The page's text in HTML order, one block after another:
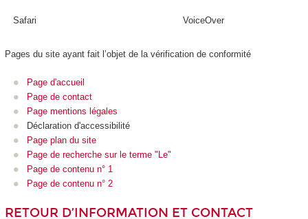
Safari VoiceOver
Pages du site ayant fait l’objet de la vérification de conformité
Page d'accueil
Page de contact
Page mentions légales
Déclaration d'accessibilité
Page plan du site
Page de recherche sur le terme "Le"
Page de contenu n° 1
Page de contenu n° 2
RETOUR D’INFORMATION ET CONTACT